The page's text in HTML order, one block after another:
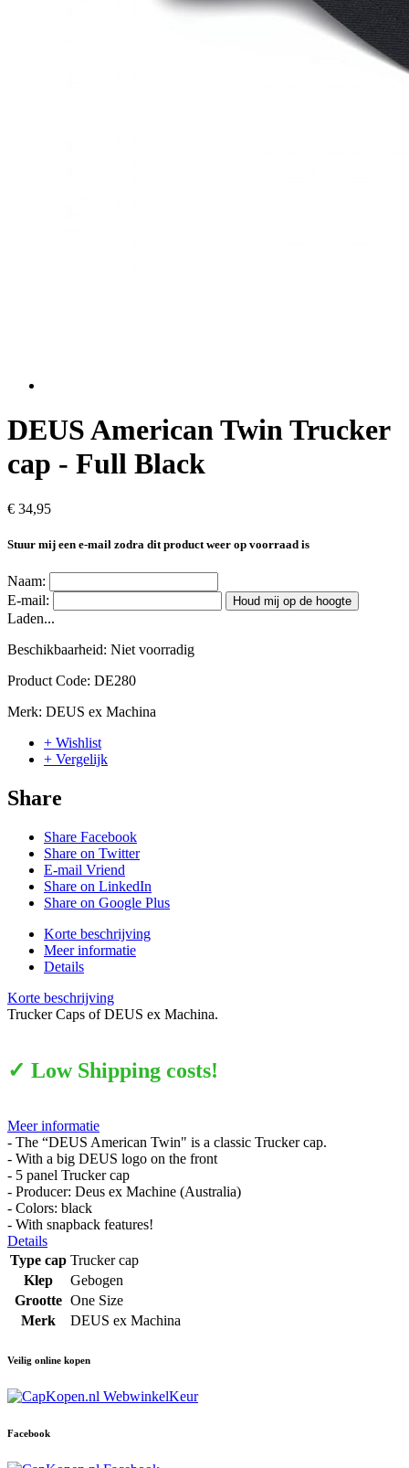
DEUS American Twin Trucker
cap - Full Black
€ 34,95
Stuur mij een e-mail zodra dit product weer op voorraad is
Naam:
E-mail:
Houd mij op de hoogte
Laden...
Beschikbaarheid: Niet voorradig
Product Code: DE280
Merk: DEUS ex Machina
+ Wishlist
+ Vergelijk
Share
Share Facebook
Share on Twitter
E-mail Vriend
Share on LinkedIn
Share on Google Plus
Korte beschrijving
Meer informatie
Details
Korte beschrijving
Trucker Caps of DEUS ex Machina.
✓ Low Shipping costs!
Meer informatie
- The “DEUS American Twin" is a classic Trucker cap.
- With a big DEUS logo on the front
- 5 panel Trucker cap
- Producer: Deus ex Machine (Australia)
- Colors: black
- With snapback features!
Details
Type cap Trucker cap
Klep
Gebogen
Grootte One Size
Merk
DEUS ex Machina
Veilig online kopen
Facebook